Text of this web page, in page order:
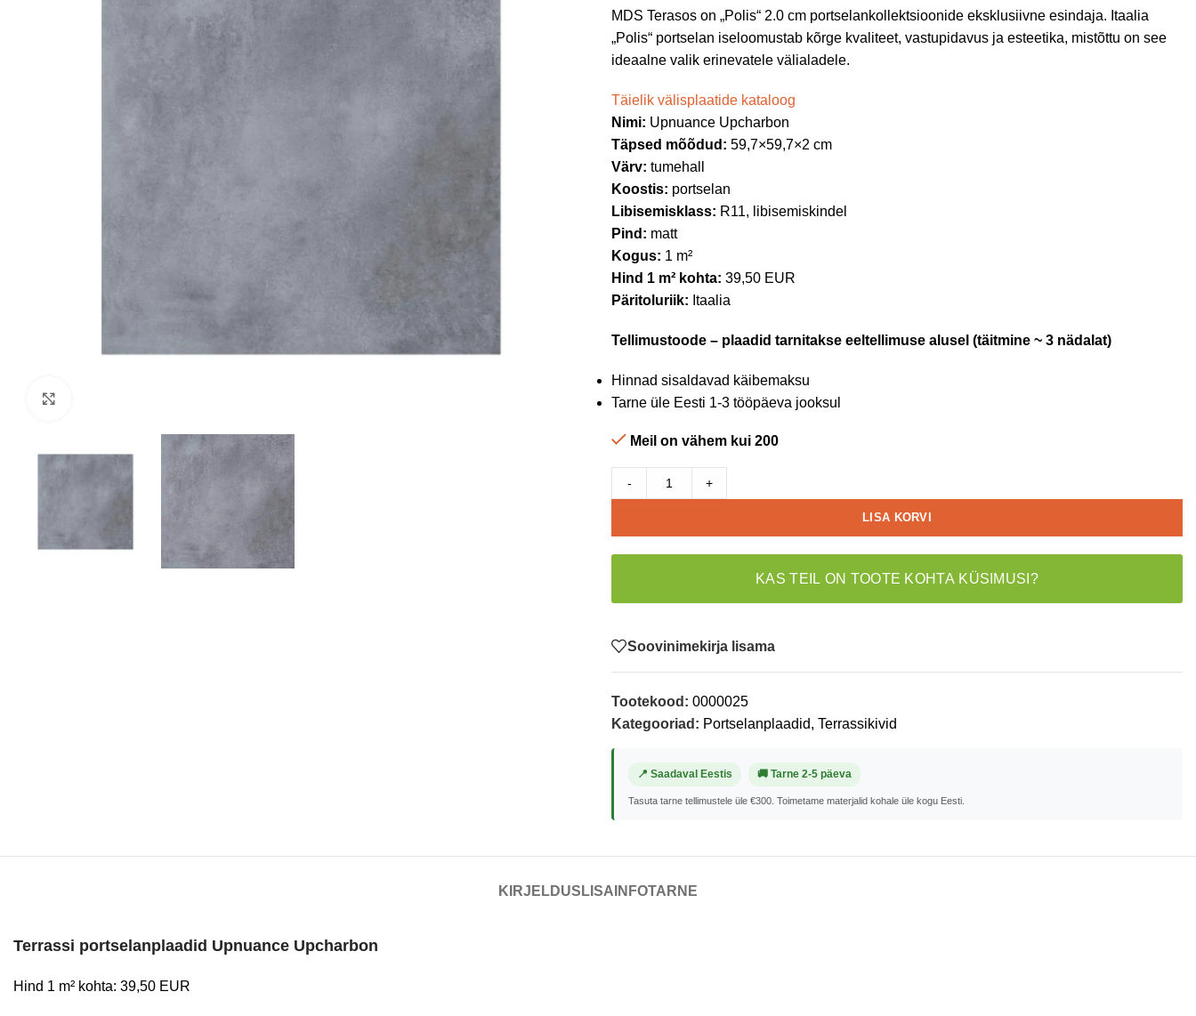
MDS Terasos on „Polis“ 2.0 cm portselankollektsioonide eksklusiivne esindaja. Itaalia
„Polis“ portselan iseloomustab kõrge kvaliteet, vastupidavus ja esteetika, mistõttu on see
ideaalne valik erinevatele välialadele.
Täielik välisplaatide kataloog
Nimi: Upnuance Upcharbon
Täpsed mõõdud: 59,7×59,7×2 cm
Värv: tumehall
Koostis: portselan
Libisemisklass: R11, libisemiskindel
Pind: matt
Kogus: 1 m²
Hind 1 m² kohta: 39,50 EUR
Päritoluriik: Itaalia
Tellimustoode – plaadid tarnitakse eeltellimuse alusel (täitmine ~ 3 nädalat)
Hinnad sisaldavad käibemaksu
Tarne üle Eesti 1-3 tööpäeva jooksul
Meil on vähem kui 200
- +
LISA KORVI
KAS TEIL ON TOOTE KOHTA KÜSIMUSI?
Soovinimekirja lisama
Tootekood: 0000025
Kategooriad: Portselanplaadid, Terrassikivid
📍 Saadaval Eestis 🚚 Tarne 2-5 päeva
Tasuta tarne tellimustele üle €300. Toimetame materjalid kohale üle kogu Eesti.
KIRJELDUS LISAINFOTARNE
Terrassi portselanplaadid Upnuance Upcharbon
Hind 1 m² kohta: 39,50 EUR